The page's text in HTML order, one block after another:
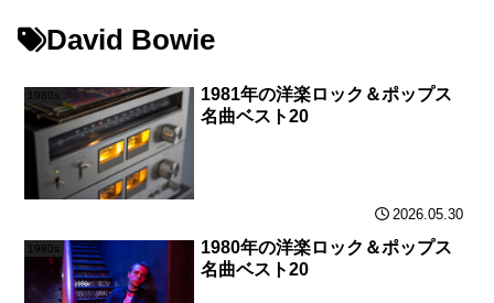
David Bowie
1980s
1981年の洋楽ロック＆ポップス
名曲ベスト20
2026.05.30
1980s
1980年の洋楽ロック＆ポップス
名曲ベスト20